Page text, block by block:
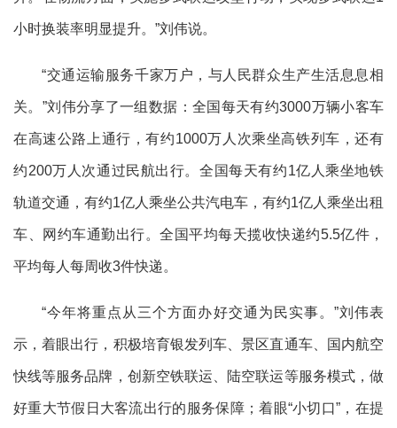
小时换装率明显提升。”刘伟说。
“交通运输服务千家万户，与人民群众生产生活息息相
关。”刘伟分享了一组数据：全国每天有约3000万辆小客车
在高速公路上通行，有约1000万人次乘坐高铁列车，还有
约200万人次通过民航出行。全国每天有约1亿人乘坐地铁
轨道交通，有约1亿人乘坐公共汽电车，有约1亿人乘坐出租
车、网约车通勤出行。全国平均每天揽收快递约5.5亿件，
平均每人每周收3件快递。
“今年将重点从三个方面办好交通为民实事。”刘伟表
示，着眼出行，积极培育银发列车、景区直通车、国内航空
快线等服务品牌，创新空铁联运、陆空联运等服务模式，做
好重大节假日大客流出行的服务保障；着眼“小切口”，在提